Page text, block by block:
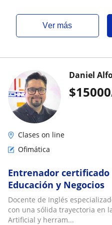
ver más
$15000
Daniel
Clases on line
Ofimática
Entrenador certificado
Educación y Negocios
Docente de Inglés
con una sólida trayectoria en
Artificial y herram...